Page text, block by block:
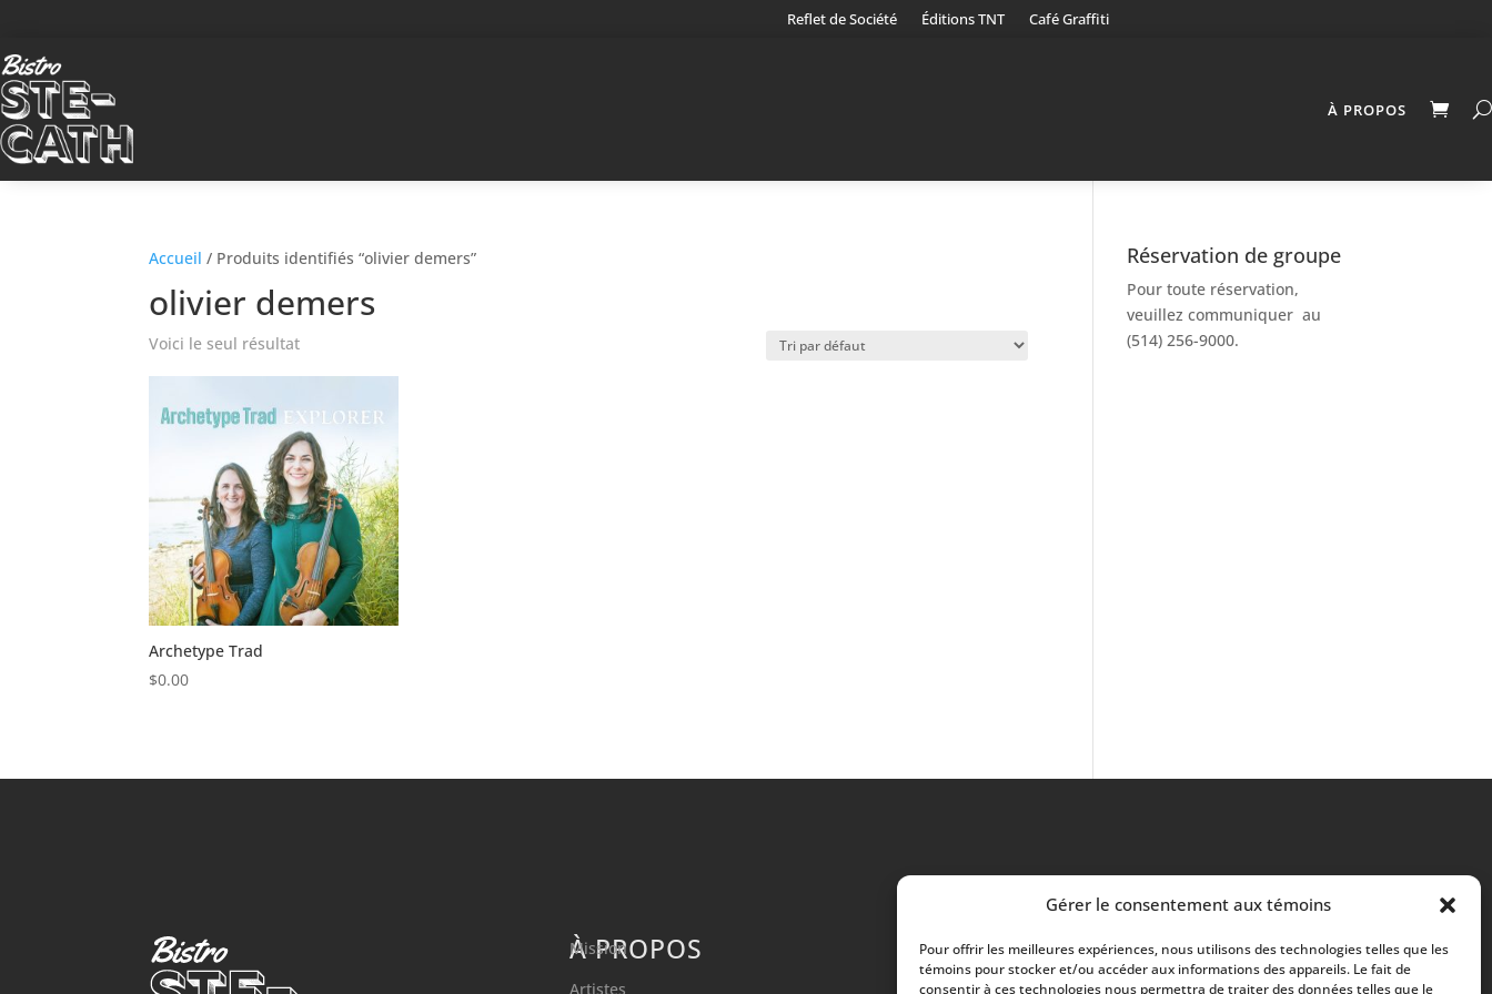
Gérer le consentement aux témoins
Pour offrir les meilleures expériences, nous utilisons des technologies telles que les
témoins pour stocker et/ou accéder aux informations des appareils. Le fait de
consentir à ces technologies nous permettra de traiter des données telles que le
Reflet de Société Éditions TNT Café Graffiti
À PROPOS
Accueil / Produits identifiés “olivier demers”
olivier demers
Voici le seul résultat
Archetype Trad
$0.00
Réservation de groupe
Pour toute réservation,
veuillez communiquer au
(514) 256-9000.
À PROPOS
Mission
Artistes